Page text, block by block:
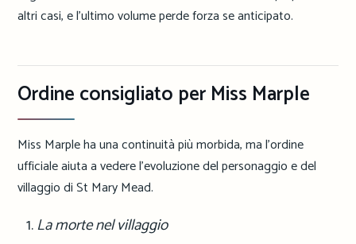
altri casi, e l’ultimo volume perde forza se anticipato.
Ordine consigliato per Miss Marple
Miss Marple ha una continuità più morbida, ma l’ordine
ufficiale aiuta a vedere l’evoluzione del personaggio e del
villaggio di St Mary Mead.
La morte nel villaggio